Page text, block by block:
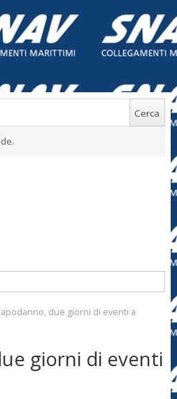
due giorni di eventi a
giorni di eventi